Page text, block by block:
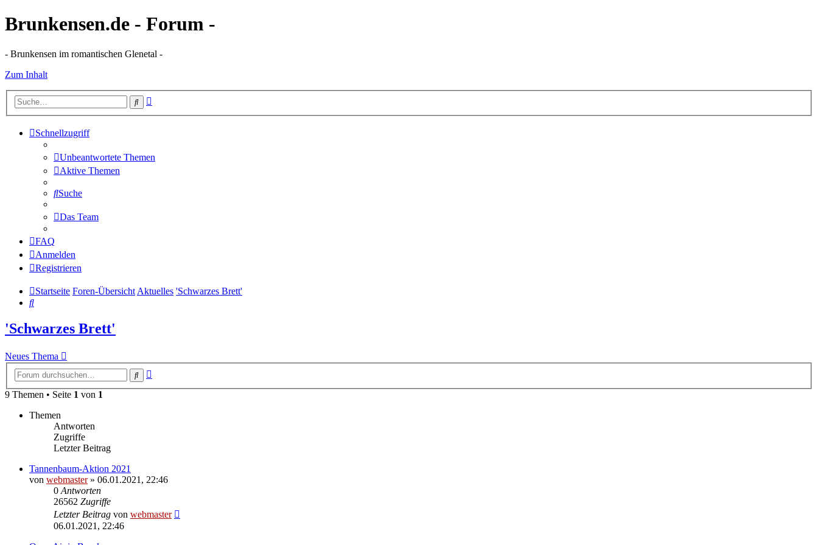
Brunkensen.de - Forum -
- Brunkensen im romantischen Glenetal -
Zum Inhalt
Suche
Schnellzugriff
Unbeantwortete Themen
Aktive Themen
Suche
Das Team
FAQ
Anmelden
Registrieren
Startseite Foren-ÜbersichtAktuelles 'Schwarzes Brett'
Suche
'Schwarzes Brett'
Neues Thema
Suche
9 Themen • Seite 1 von 1
Themen
Antworten
Zugriffe
Letzter Beitrag
Tannenbaum-Aktion 2021
von webmaster» 06.01.2021, 22:46
0 Antworten
26562 Zugriffe
Letzter Beitrag von webmaster
06.01.2021, 22:46